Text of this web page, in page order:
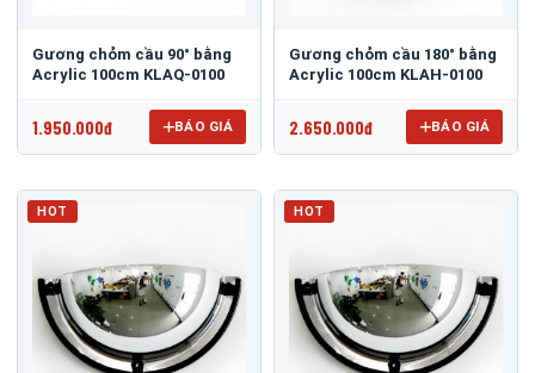
Gương chỏm cầu 90° bằng
Acrylic 100cm KLAQ-0100
1.950.000đ BÁO GIÁ
Gương chỏm cầu 180° bằng
Acrylic 100cm KLAH-0100
2.650.000đ BÁO GIÁ
HOT HOT